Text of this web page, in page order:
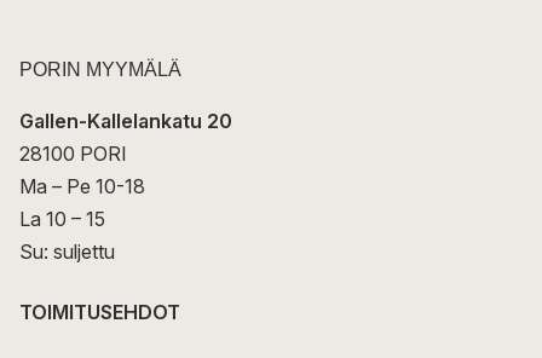
PORIN MYYMÄLÄ
Gallen-Kallelankatu 20
28100 PORI
Ma – Pe 10-18
La 10 – 15
Su: suljettu
TOIMITUSEHDOT